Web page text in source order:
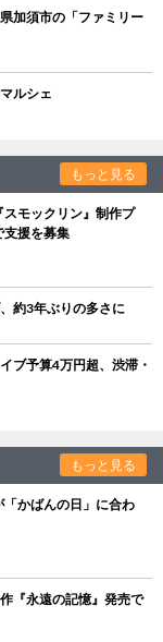
加須市の「ファミリー
ルシェ
もっと見る
モックリン』制作プ
援を募集
約3年ぶりの多さに
ブ予算4万円超、渋滞・
もっと見る
かばんの日」に合わ
『永遠の記憶』発売で